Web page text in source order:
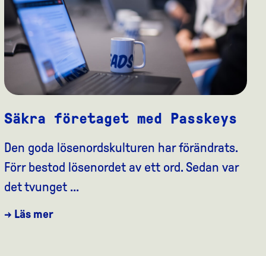
Säkra företaget med Passkeys
Den goda lösenordskulturen har förändrats.
Förr bestod lösenordet av ett ord. Sedan var
det tvunget ...
→ Läs mer